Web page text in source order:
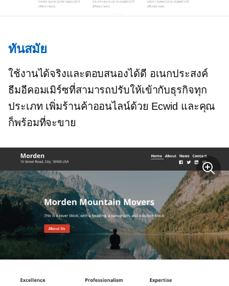
ทันสมัย
ใช้งานได้จริงและตอบสนองได้ดี อเนกประสงค์
ธีมอีคอมเมิร์ซที่สามารถปรับให้เข้ากับธุรกิจทุก
ประเภท เพิ่มร้านค้าออนไลน์ด้วย Ecwid และคุณ
ก็พร้อมที่จะขาย